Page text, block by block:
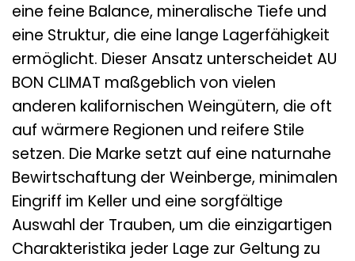
eine feine Balance, mineralische Tiefe und
eine Struktur, die eine lange Lagerfähigkeit
ermöglicht. Dieser Ansatz unterscheidet AU
BON CLIMAT maßgeblich von vielen
anderen kalifornischen Weingütern, die oft
auf wärmere Regionen und reifere Stile
setzen. Die Marke setzt auf eine naturnahe
Bewirtschaftung der Weinberge, minimalen
Eingriff im Keller und eine sorgfältige
Auswahl der Trauben, um die einzigartigen
Charakteristika jeder Lage zur Geltung zu